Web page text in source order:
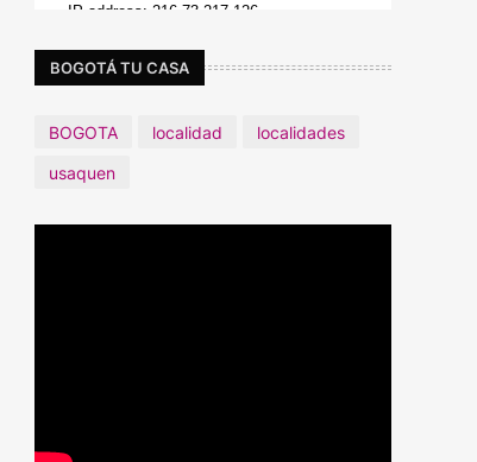
BOGOTÁ TU CASA
BOGOTA localidad
localidades
usaquen